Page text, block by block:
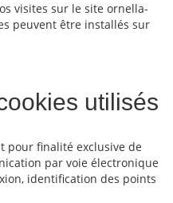
visites sur le site ornella-
peuvent être installés sur
utilisés
pour finalité exclusive de
par voie électronique
identification des points